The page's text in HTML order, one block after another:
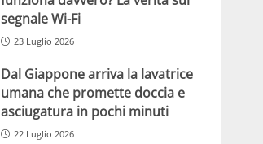
segnale Wi-Fi
23 Luglio 2026
Dal Giappone arriva la lavatrice
umana che promette doccia e
asciugatura in pochi minuti
22 Luglio 2026